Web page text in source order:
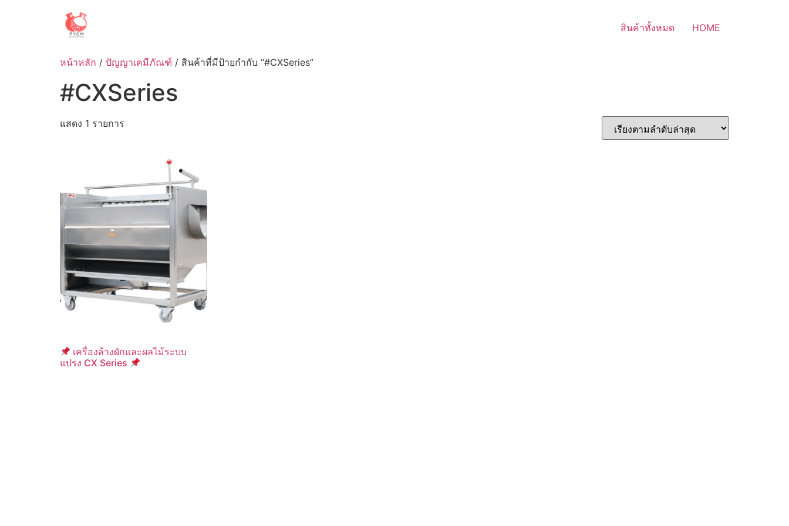
สินค้าทั้งหมด HOME
หน้าหลัก / ปัญญาเคมีภัณฑ์ / สินค้าที่มีป้ายกำกับ “#CXSeries”
#CXSeries
แสดง 1 รายการ
เครื่องล้างผักและผลไม้ระบบ
แปรง CX Series